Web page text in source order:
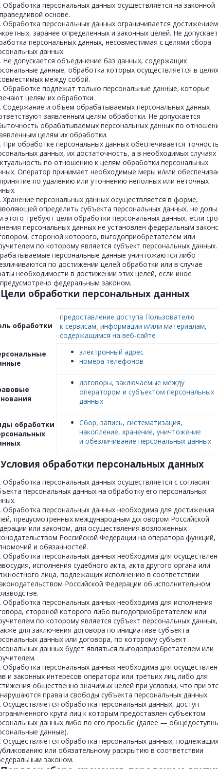
Обработка персональных данных осуществляется на законной
основе.
Обработка персональных данных ограничивается достижением
заранее определенных и законных целей. Не
персональных данных, несовместимая с целями сбора
данных.
Не допускается объединение баз данных, содержащих
данные, обработка которых осуществляется в
между собой.
Обработке подлежат только персональные данные, которые
целям их обработки.
Содержание и объем обрабатываемых персональных данных
заявленным целям обработки. Не допускается
обрабатываемых персональных данных по
целям их обработки.
При обработке персональных данных обеспечивается
данных, их достаточность, а в необходимых случаях
по отношению к целям обработки персональных
Оператор принимает необходимые меры и/или
по удалению или уточнению неполных или неточных
Хранение персональных данных осуществляется в форме,
определить субъекта персональных данных, не
этого требуют цели обработки персональных данных, если
персональных данных не установлен федеральным
стороной которого, выгодоприобретателем или
по которому является субъект персональных данных.
персональные данные уничтожаются либо
по достижении целей обработки или в случае
необходимости в достижении этих целей, если иное
федеральным законом.
обработки персональных данных
обработки
предоставление доступа Пользователю
к сервисам, информации и/или материалам,
содержащимся на веб-сайте
электронный адрес
номера телефонов
договоры, заключаемые между
оператором и субъектом персональных
данных
обработки
Сбор, запись, систематизация,
накопление, хранение, уничтожение
и обезличивание персональных данных
обработки персональных данных
Обработка персональных данных осуществляется с согласия
персональных данных на обработку его персональных
Обработка персональных данных необходима для достижения
предусмотренных международным договором Российской
или законом, для осуществления возложенных
Российской Федерации на оператора функций,
и обязанностей.
Обработка персональных данных необходима для
исполнения судебного акта, акта другого органа или
лица, подлежащих исполнению в соответствии
Российской Федерации об исполнительном
Обработка персональных данных необходима для исполнения
стороной которого либо выгодоприобретателем или
по которому является субъект персональных данных,
для заключения договора по инициативе субъекта
данных или договора, по которому субъект
данных будет являться выгодоприобретателем или
Обработка персональных данных необходима для
и законных интересов оператора или третьих лиц либо для
общественно значимых целей при условии, что при
права и свободы субъекта персональных данных.
Осуществляется обработка персональных данных, доступ
круга лиц к которым предоставлен субъектом
данных либо по его просьбе (далее —
данные).
Осуществляется обработка персональных данных, подлежащих
или обязательному раскрытию в соответствии
законом.